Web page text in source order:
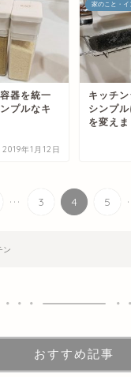
器を統一
プルなキ
2019年1月12日
家のこと・イ
キッチ
シンプ
を変えま
... 3 4 5
ン
おすすめ記事